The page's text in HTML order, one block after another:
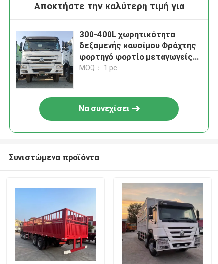
Αποκτήστε την καλύτερη τιμή για
300-400L χωρητικότητα
δεξαμενής καυσίμου Φράχτης
φορτηγό φορτίο μεταγωγείς
8x4 Για τις απαιτήσεις των
MOQ： 1 pc
Να συνεχίσει
Συνιστώμενα προϊόντα